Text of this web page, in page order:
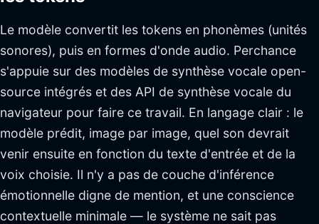
Le modèle convertit les tokens en phonèmes (unités
sonores), puis en formes d'onde audio. Perchance
s'appuie sur des modèles de synthèse vocale open-
source intégrés et des API de synthèse vocale du
navigateur pour faire ce travail. En langage clair : le
modèle prédit, image par image, quel son devrait
venir ensuite en fonction du texte d'entrée et de la
voix choisie. Il n'y a pas de couche d'inférence
émotionnelle digne de mention, et une conscience
contextuelle minimale — le système ne sait pas